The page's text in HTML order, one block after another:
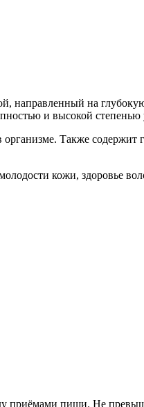
направленный на
и высокой степенью
Также содержит
кожи, здоровье
приёмами пищи. Не